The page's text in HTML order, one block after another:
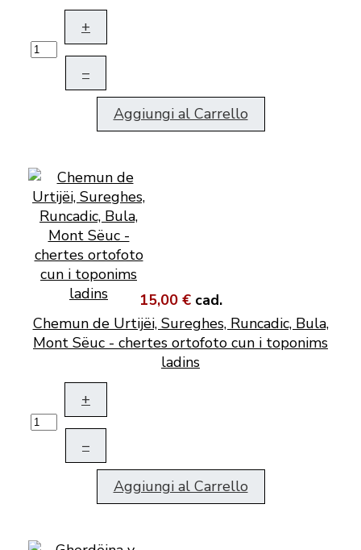
+
–
Aggiungi al Carrello
15,00 € cad.
Chemun de Urtijëi, Sureghes, Runcadic, Bula,
Mont Sëuc - chertes ortofoto cun i toponims
ladins
+
–
Aggiungi al Carrello